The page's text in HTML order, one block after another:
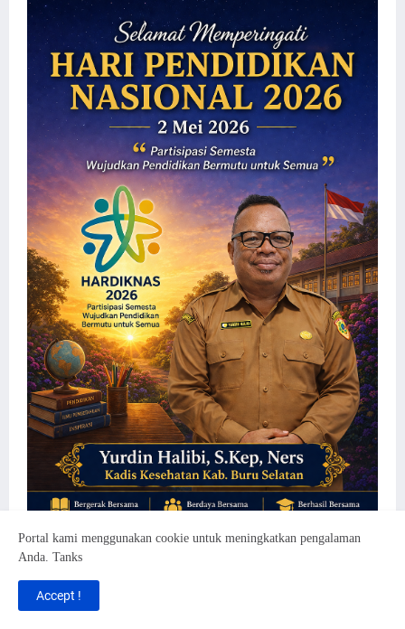
Portal kami menggunakan cookie untuk meningkatkan pengalaman
Anda. Tanks
Accept !